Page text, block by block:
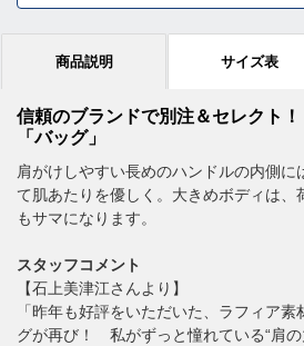
商品説明 サイズ表
信頼のブランドで別注＆セレクト
「バッグ」
肩がけしやすい長めのハンドルの内側に
て肌あたりを優しく。大きめボディは、
もサマになります。
スタッフコメント
【石上美津江さんより】
「昨年も好評をいただいた、ラフィア
グが再び！ 私がずっと憧れている“肩